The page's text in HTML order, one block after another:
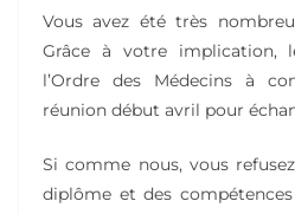
Vous avez été très
Grâce à votre implication,
l’Ordre des Médecins à
réunion début avril pour
Si comme nous, vous
diplôme et des